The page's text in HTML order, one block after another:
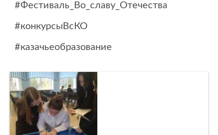
#Фестиваль_Во_славу_Отечества
#конкурсыВсКО
#казачьеобразование